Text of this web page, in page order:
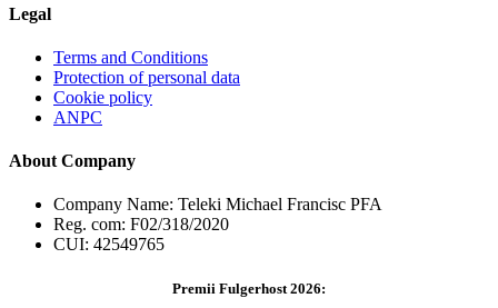
Legal
Terms and Conditions
Protection of personal data
Cookie policy
ANPC
About Company
Company Name: Teleki Michael Francisc PFA
Reg. com: F02/318/2020
CUI: 42549765
Premii Fulgerhost 2026: